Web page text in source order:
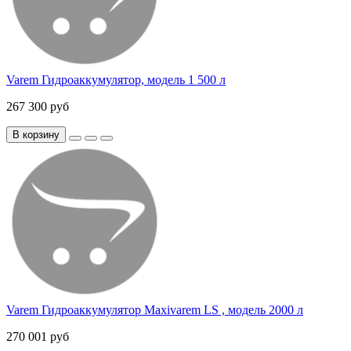
Varem Гидроаккумулятор, модель 1 500 л
267 300 руб
В корзину
Varem Гидроаккумулятор Maxivarem LS , модель 2000 л
270 001 руб